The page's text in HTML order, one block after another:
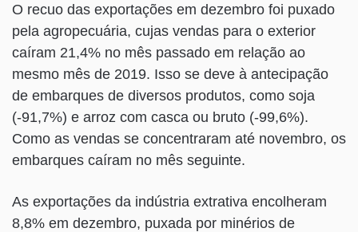
O recuo das exportações em dezembro foi puxado
pela agropecuária, cujas vendas para o exterior
caíram 21,4% no mês passado em relação ao
mesmo mês de 2019. Isso se deve à antecipação
de embarques de diversos produtos, como soja
(-91,7%) e arroz com casca ou bruto (-99,6%).
Como as vendas se concentraram até novembro, os
embarques caíram no mês seguinte.
As exportações da indústria extrativa encolheram
8,8% em dezembro, puxada por minérios de